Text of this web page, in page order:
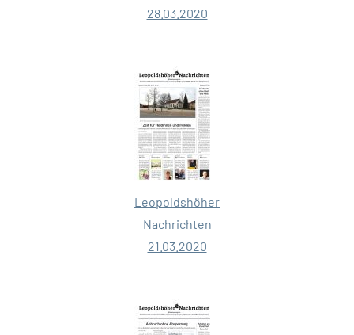
28.03.2020
Leopoldshöher
Nachrichten
21.03.2020